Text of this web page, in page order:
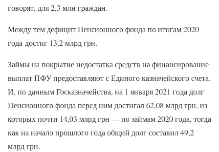
говорят, для 2,3 млн граждан.
Между тем дефицит Пенсионного фонда по итогам 2020
года достиг 13,2 млрд грн.
Займы на покрытие недостатка средств на финансирование
выплат ПФУ предоставляют с Единого казначейского счета.
И, по данным Госказначейства, на 1 января 2021 года долг
Пенсионного фонда перед ним достигал 62,08 млрд грн, из
которых почти 14,03 млрд грн — по займам 2020 года, тогда
как на начало прошлого года общий долг составил 49,2
млрд грн.